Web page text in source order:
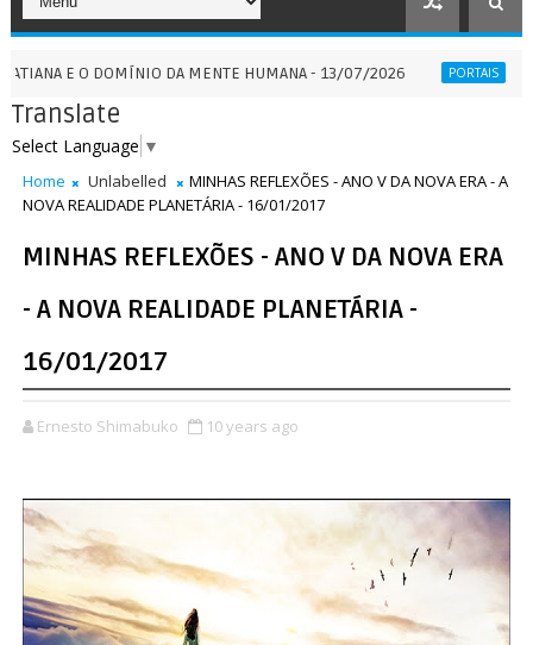
O DOMÍNIO DA MENTE HUMANA - 13/07/2026 PORTAIS PORTAL
Translate
Select Language ▼
Home Unlabelled
MINHAS REFLEXÕES - ANO V DA NOVA ERA - A
NOVA REALIDADE PLANETÁRIA - 16/01/2017
MINHAS REFLEXÕES - ANO V DA NOVA ERA
- A NOVA REALIDADE PLANETÁRIA -
16/01/2017
Ernesto Shimabuko 10 years ago